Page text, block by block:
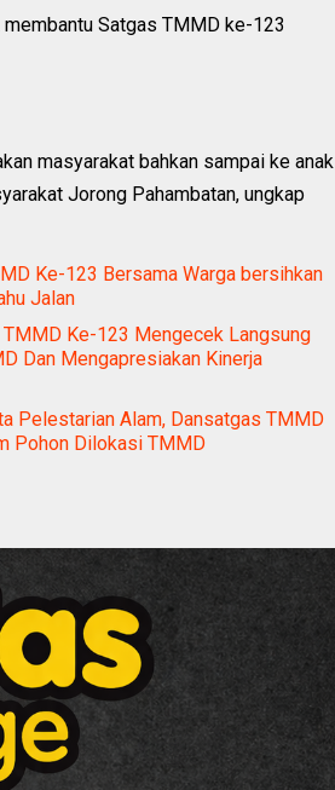
Satgas TMMD ke-123
masyarakat bahkan sampai ke anak
Jorong Pahambatan, ungkap
Ke-123 Bersama Warga bersihkan
Jalan
Ke-123 Mengecek Langsung
Dan Mengapresiakan Kinerja
Pelestarian Alam, Dansatgas TMMD
Pohon Dilokasi TMMD